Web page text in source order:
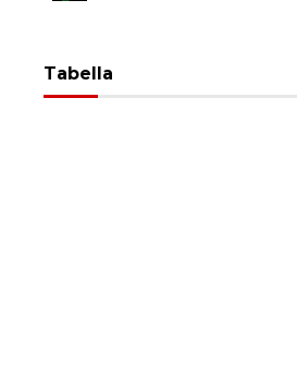
Tabella